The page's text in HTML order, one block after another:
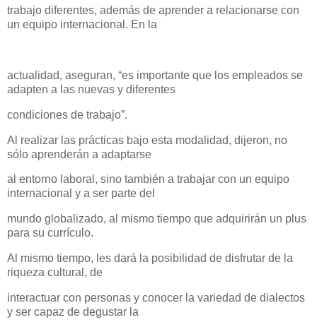
trabajo diferentes, además de aprender a relacionarse con
un equipo internacional. En la
actualidad, aseguran, “es importante que los empleados se
adapten a las nuevas y diferentes
condiciones de trabajo”.
Al realizar las prácticas bajo esta modalidad, dijeron, no
sólo aprenderán a adaptarse
al entorno laboral, sino también a trabajar con un equipo
internacional y a ser parte del
mundo globalizado, al mismo tiempo que adquirirán un plus
para su currículo.
Al mismo tiempo, les dará la posibilidad de disfrutar de la
riqueza cultural, de
interactuar con personas y conocer la variedad de dialectos
y ser capaz de degustar la